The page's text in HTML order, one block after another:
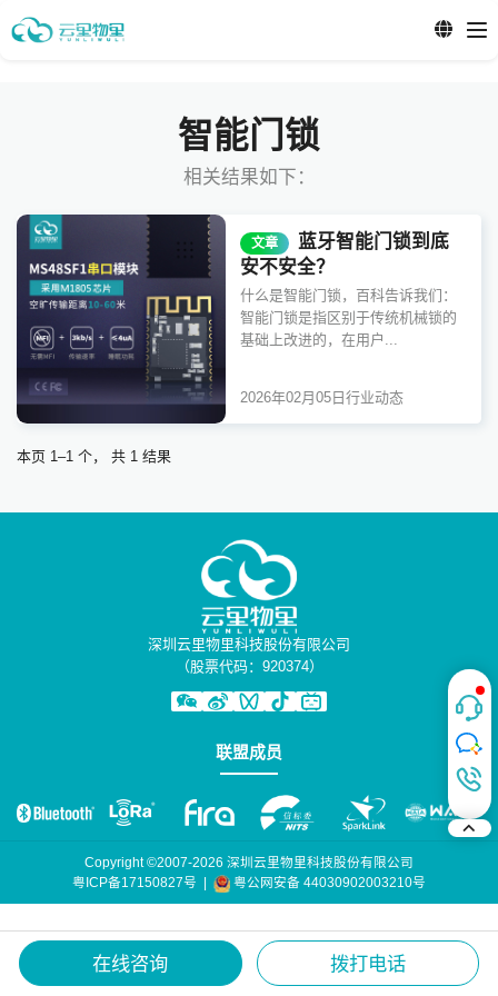
智能门锁
相关结果如下：
文章
蓝牙智能门锁到底
安不安全？
什么是智能门锁，百科告诉我们：
智能门锁是指区别于传统机械锁的
基础上改进的，在用户...
2026年02月05日行业动态
本页 1–1 个， 共 1 结果
深圳云里物里科技股份有限公司
（股票代码：920374）
联盟成员
Copyright ©2007-2026 深圳云里物里科技股份有限公司
粤ICP备17150827号 | 粤公网安备 44030902003210号
在线咨询 拨打电话